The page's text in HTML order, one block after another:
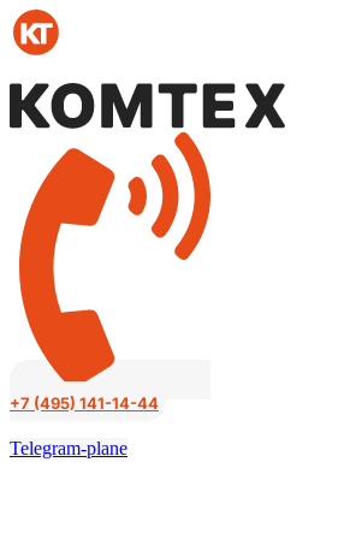
Перейти
к
содержимому
+7 (495) 141-14-44
Telegram-plane